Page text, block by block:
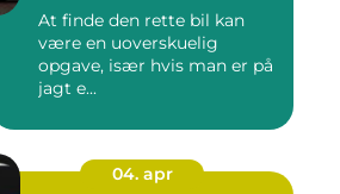
At finde den rette bil kan
være en uoverskuelig
opgave, især hvis man er på
jagt e...
04. apr